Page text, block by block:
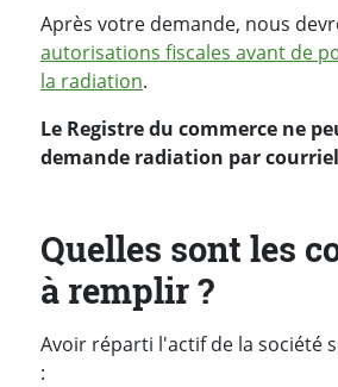
Après votre demande, nous
autorisations fiscales avant de
la radiation.
Le Registre du commerce ne
demande radiation par
Quelles sont les
à remplir ?
Avoir réparti l'actif de la société
: